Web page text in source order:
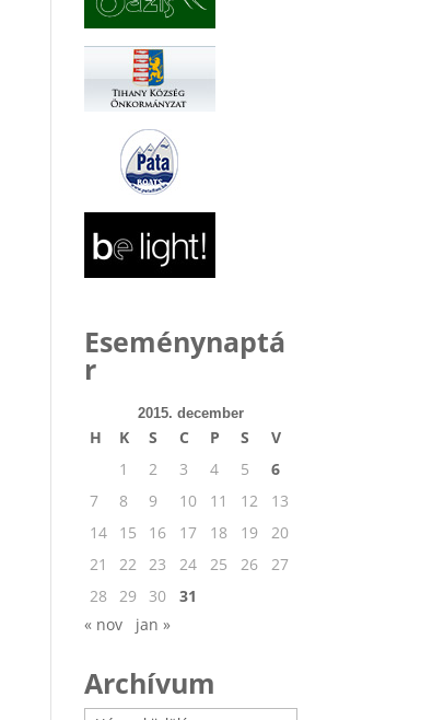
Eseménynaptá
r
2015. december
H K S C P S
V
1
2 3 4 5
6
7
8 9 10 11 12
13
14
15 16 17 18 19
20
21
22 23 24 25 26
27
28
29 30
31
« nov
jan »
Archívum